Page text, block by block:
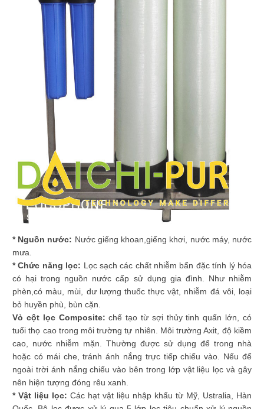
* Nguồn nước: Nước giếng khoan,giếng khơi, nước máy, nước
mưa.
* Chức năng lọc: Lọc sạch các chất nhiễm bẩn đặc tính lý hóa
có hại trong nguồn nước cấp sử dụng gia đình. Như nhiễm
phèn,có màu, mùi, dư lượng thuốc thực vật, nhiễm đá vôi, loại
bỏ huyền phù, bùn cặn.
Vỏ cột lọc Composite:chế tạo từ sợi thủy tinh quấn lớn, có
tuổi thọ cao trong môi trường tự nhiên. Môi trường Axit, độ kiềm
cao, nước nhiễm mặn. Thường được sử dụng để trong nhà
hoặc có mái che, tránh ánh nắng trực tiếp chiếu vào. Nếu để
ngoài trời ánh nắng chiếu vào bên trong lớp vật liệu lọc và gây
nên hiện tượng đóng rêu xanh.
* Vật liệu lọc: Các hạt vật liệu nhập khẩu từ Mỹ, Ustralia, Hàn